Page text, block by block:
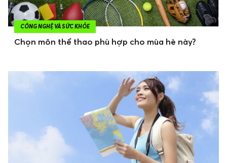
CÔNG NGHỆ VÀ SỨC KHỎE
Chọn môn thể thao phù hợp cho mùa hè này?